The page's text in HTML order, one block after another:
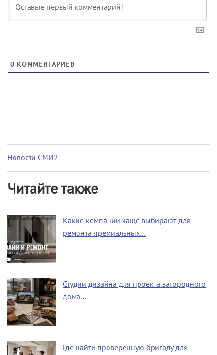
0 КОММЕНТАРИЕВ
Новости СМИ2
Читайте также
Какие компании чаще выбирают для
ремонта премиальных…
Студии дизайна для проекта загородного
дома…
Где найти проверенную бригаду для